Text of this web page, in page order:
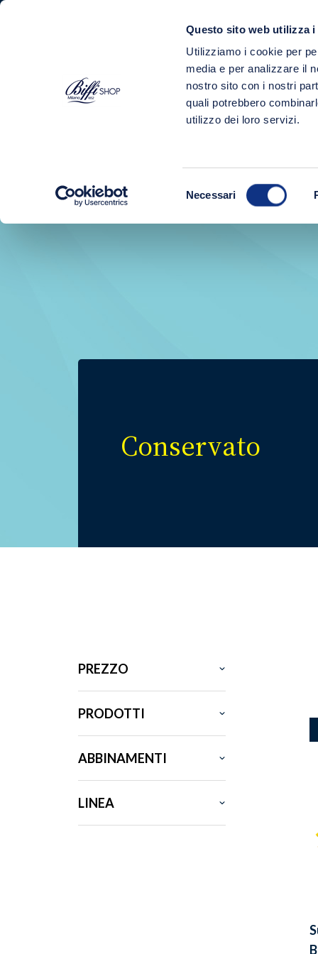
Questo sito web utilizza i
Utilizziamo i cookie per
media e per analizzare il
nostro sito con i nostri
quali potrebbero
utilizzo dei loro servizi.
Necessari
PRODOTTI
Home Conservato
Conservato
PREZZO
PRODOTTI
ABBINAMENTI
LINEA